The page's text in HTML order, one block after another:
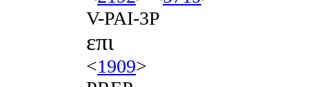
V-PAI-3P
επι
<1909>